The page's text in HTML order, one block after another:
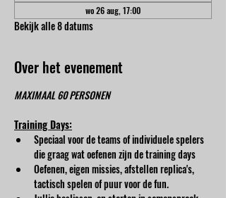
wo 26 aug, 17:00
Bekijk alle 8 datums
Over het evenement
MAXIMAAL 60 PERSONEN
Training Days:
Speciaal voor de teams of individuele spelers
die graag wat oefenen zijn de training days
Oefenen, eigen missies, afstellen replica's,
tactisch spelen of puur voor de fun.